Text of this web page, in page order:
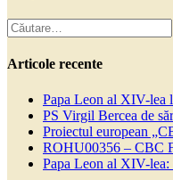
Caută
după:
Articole recente
Papa Leon al XIV-lea
PS Virgil Bercea de
Proiectul european
ROHU00356 – CBC
Papa Leon al XIV-lea: